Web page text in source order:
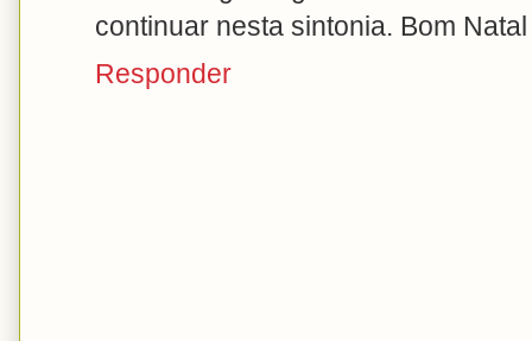
continuar nesta sintonia. Bom
Responder